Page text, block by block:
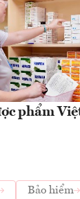
phẩm
Bảo hiểm